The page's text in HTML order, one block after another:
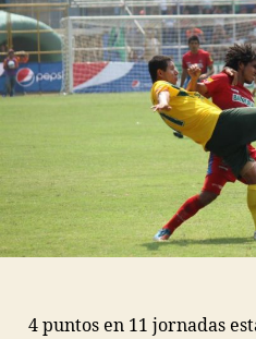
4 puntos en 11 jornadas